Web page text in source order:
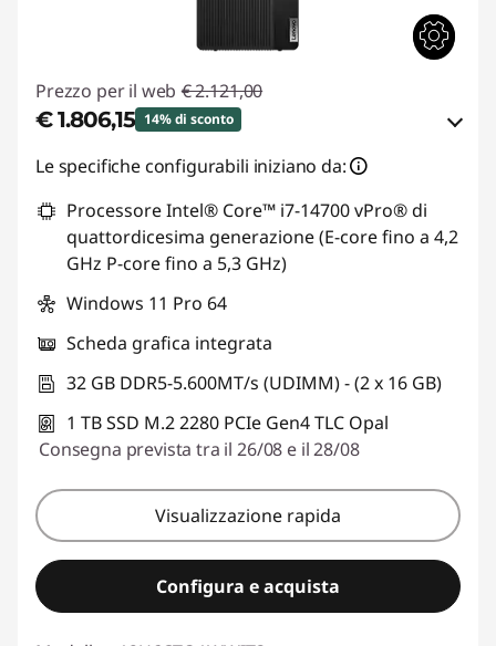
Prezzo per il web € 2.121,00
€ 1.806,15 14% di sconto
Risparmi eCoupon :-€ 314,85
Usa il coupon :THINKDEAL
Le specifiche configurabili iniziano da:
Processore Intel® Core™ i7-14700 vPro® di
quattordicesima generazione (E-core fino a 4,2
GHz P-core fino a 5,3 GHz)
Windows 11 Pro 64
Scheda grafica integrata
32 GB DDR5-5.600MT/s (UDIMM) - (2 x 16 GB)
1 TB SSD M.2 2280 PCIe Gen4 TLC Opal
Consegna prevista tra il 26/08 e il 28/08
Visualizzazione rapida
Configura e acquista